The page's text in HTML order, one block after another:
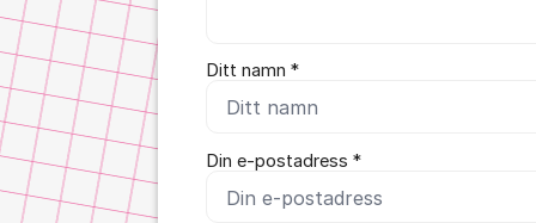
Ditt namn *
Din e-postadress *